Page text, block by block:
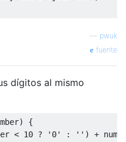
pwuk
fuente
dígitos al mismo
)
{
< 10 ? '0' : '' ) +